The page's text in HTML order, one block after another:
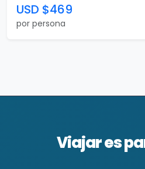
USD $469
por persona
Viajar es